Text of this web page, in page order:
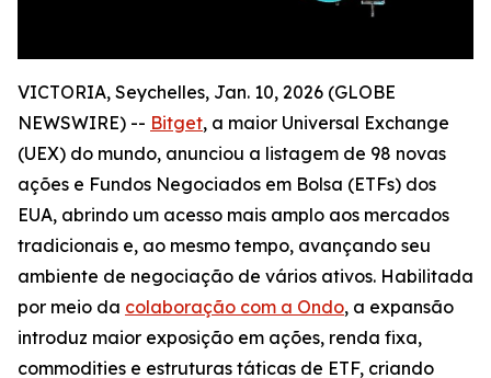
VICTORIA, Seychelles, Jan. 10, 2026 (GLOBE
NEWSWIRE) -- Bitget, a maior Universal Exchange
(UEX) do mundo, anunciou a listagem de 98 novas
ações e Fundos Negociados em Bolsa (ETFs) dos
EUA, abrindo um acesso mais amplo aos mercados
tradicionais e, ao mesmo tempo, avançando seu
ambiente de negociação de vários ativos. Habilitada
por meio da colaboração com a Ondo, a expansão
introduz maior exposição em ações, renda fixa,
commodities e estruturas táticas de ETF, criando